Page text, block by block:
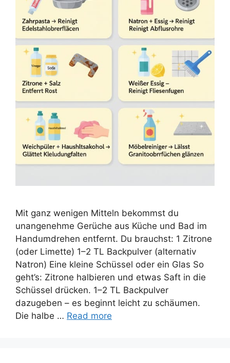
Mit ganz wenigen Mitteln bekommst du
unangenehme Gerüche aus Küche und Bad im
Handumdrehen entfernt. Du brauchst: 1 Zitrone
(oder Limette) 1–2 TL Backpulver (alternativ
Natron) Eine kleine Schüssel oder ein Glas So
geht’s: Zitrone halbieren und etwas Saft in die
Schüssel drücken. 1–2 TL Backpulver
dazugeben – es beginnt leicht zu schäumen.
Die halbe … Read more